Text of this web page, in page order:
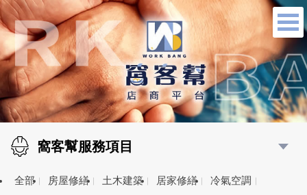
窩客幫服務項目
全部 房屋修繕 土木建築 居家修繕
冷氣空調